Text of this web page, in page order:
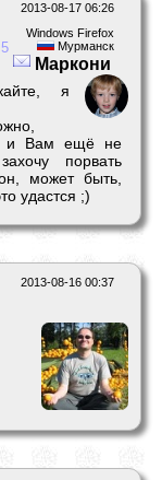
2013-08-17 06:26
Windows Firefox
Мурманск
5
Маркони
я
и Вам ещё не
порвать
может быть,
удастся ;)
2013-08-16 00:37